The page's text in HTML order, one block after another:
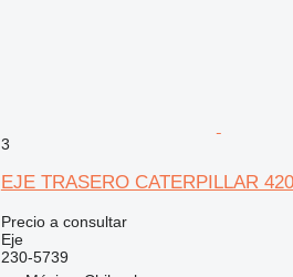
3
EJE TRASERO CATERPILLAR
Precio a consultar
Eje
230-5739